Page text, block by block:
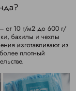
от 10 г/м2 до 600 г/
бахилы и чехлы
изготавливают из
плотный